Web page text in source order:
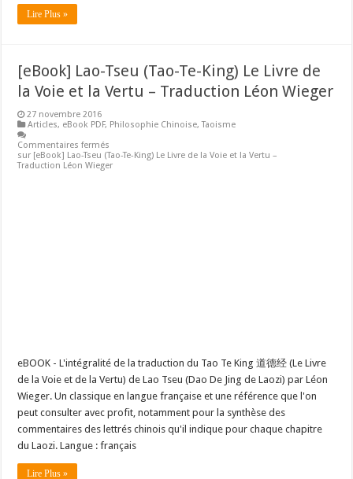
Lire Plus »
[eBook] Lao-Tseu (Tao-Te-King) Le Livre de
la Voie et la Vertu – Traduction Léon Wieger
27 novembre 2016
Articles, eBook PDF, Philosophie Chinoise,Taoisme
Commentaires fermés
sur [eBook] Lao-Tseu (Tao-Te-King) Le Livre de la Voie et la Vertu –
Traduction Léon Wieger
eBOOK - L'intégralité de la traduction du Tao Te King 道德经 (Le Livre
de la Voie et de la Vertu) de Lao Tseu (Dao De Jing de Laozi) par Léon
Wieger. Un classique en langue française et une référence que l'on
peut consulter avec profit, notamment pour la synthèse des
commentaires des lettrés chinois qu'il indique pour chaque chapitre
du Laozi. Langue : français
Lire Plus »